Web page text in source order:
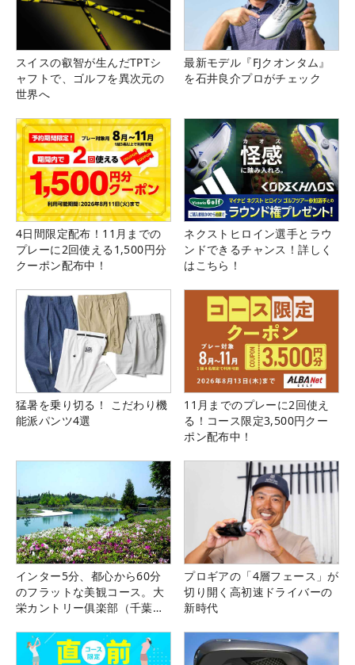
スイスの叡智が生んだTPTシ
ャフトで、ゴルフを異次元の
世界へ
最新モデル『FJクオンタム』
を石井良介プロがチェック
4日間限定配布！11月までの
プレーに2回使える1,500円分
クーポン配布中！
ネクストヒロイン選手とラウ
ンドできるチャンス！詳しく
はこちら！
猛暑を乗り切る！ こだわり機
能派パンツ4選
11月までのプレーに2回使え
る！コース限定3,500円クー
ポン配布中！
インター5分、都心から60分
のフラットな美観コース。大
栄カントリー俱楽部（千葉
プロギアの「4層フェース」が
切り開く高初速ドライバーの
新時代